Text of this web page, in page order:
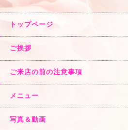
トップページ
ご挨拶
ご来店の前の注意事項
メニュー
写真＆動画